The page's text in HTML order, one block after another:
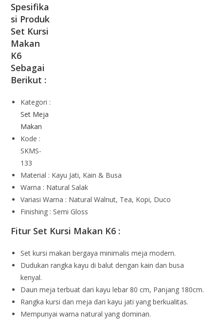
Spesifika
si Produk
Set Kursi
Makan
K6
Sebagai
Berikut :
Kategori :
Set Meja
Makan
Kode :
SKMS-
133
Material : Kayu Jati, Kain & Busa
Warna : Natural Salak
Variasi Warna : Natural Walnut, Tea, Kopi, Duco
Finishing : Semi Gloss
Fitur Set Kursi Makan K6 :
Set kursi makan bergaya minimalis meja modern.
Dudukan rangka kayu di balut dengan kain dan busa
kenyal.
Daun meja terbuat dari kayu lebar 80 cm, Panjang 180cm.
Rangka kursi dan meja dari kayu jati yang berkualitas.
Mempunyai warna natural yang dominan.